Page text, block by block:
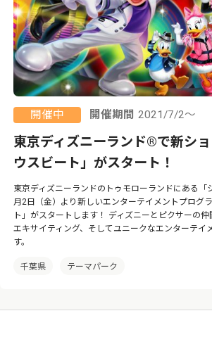
開催中 開催期間 2021/7/2～
東京ディズニーランド®で新シ
ウスビート」がスタート！
東京ディズニーランドのトゥモローランドにある「
月2日（金）より新しいエンターテイメントプログ
ト」がスタートします！ ディズニーとピクサーの
エキサイティング、そしてユニークなエンターテイ
す。
千葉県 テーマパーク